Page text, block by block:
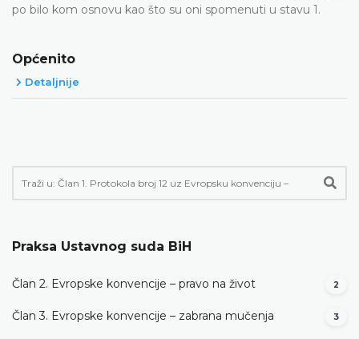
po bilo kom osnovu kao što su oni spomenuti u stavu 1.
Općenito
Detaljnije
Praksa Ustavnog suda BiH
Član 2. Evropske konvencije – pravo na život 2
Član 3. Evropske konvencije – zabrana mučenja 3